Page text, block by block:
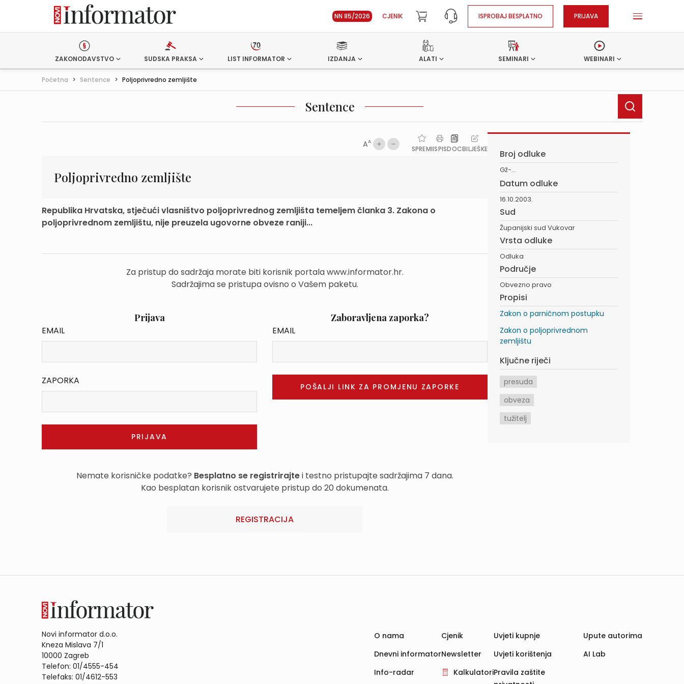
NN 85/2026 CJENIK ISPROBAJ BESPLATNO PRIJAVA
ZAKONODAVSTVO SUDSKA PRAKSA LIST INFORMATOR IZDANJA ALATI SEMINARI WEBINARI
Početna > Sentence > Poljoprivredno zemljište
Sentence
AA
SPREMIISPISDOCBILJEŠKE
Poljoprivredno zemljište
Republika Hrvatska, stječući vlasništvo poljoprivrednog zemljišta temeljem članka 3. Zakona o
poljoprivrednom zemljištu, nije preuzela ugovorne obveze raniji...
Za pristup do sadržaja morate biti korisnik portala www.informator.hr.
Sadržajima se pristupa ovisno o Vašem paketu.
Prijava
EMAIL
ZAPORKA
Zaboravljena zaporka?
EMAIL
Nemate korisničke podatke? Besplatno se registrirajtei testno pristupajte sadržajima 7 dana.
Kao besplatan korisnik ostvarujete pristup do 20 dokumenata.
REGISTRACIJA
Broj odluke
Gž-...
Datum odluke
16.10.2003.
Sud
Županijski sud Vukovar
Vrsta odluke
Odluka
Područje
Obvezno pravo
Propisi
Zakon o parničnom postupku
Zakon o poljoprivrednom
zemljištu
Ključne riječi
presuda
obveza
tužitelj
Novi informator d.o.o.
Kneza Mislava 7/1
10000 Zagreb
Telefon: 01/4555-454
Telefaks: 01/4612-553
O nama
Dnevni informator
Info-radar
Cjenik
Newsletter
Kalkulatori
Uvjeti kupnje
Uvjeti korištenja
Pravila zaštite
Upute autorima
AI Lab